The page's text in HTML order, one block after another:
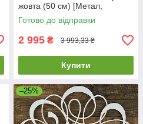
жовта (50 см) [Метал,
Відкритий, Кольори]
Готово до відправки
2 995 ₴ 3 993,33 ₴
Купити
–25%